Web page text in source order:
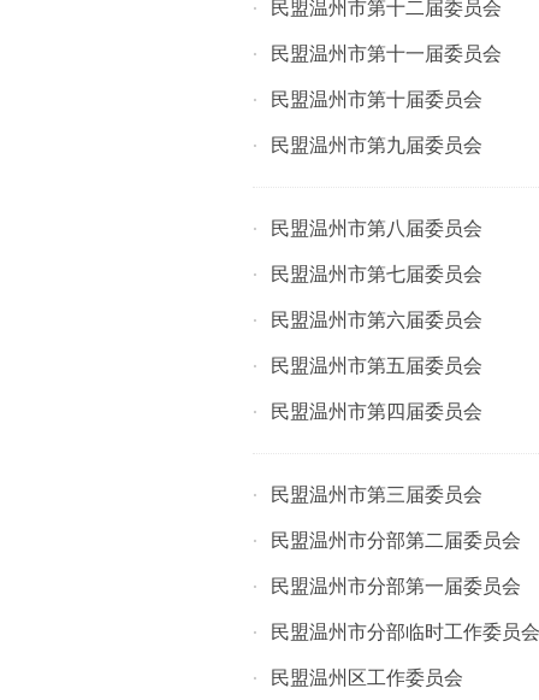
· 民盟温州市第十二届委员会
· 民盟温州市第十一届委员会
· 民盟温州市第十届委员会
· 民盟温州市第九届委员会
· 民盟温州市第八届委员会
· 民盟温州市第七届委员会
· 民盟温州市第六届委员会
· 民盟温州市第五届委员会
· 民盟温州市第四届委员会
· 民盟温州市第三届委员会
· 民盟温州市分部第二届委员会
· 民盟温州市分部第一届委员会
· 民盟温州市分部临时工作委员会
· 民盟温州区工作委员会